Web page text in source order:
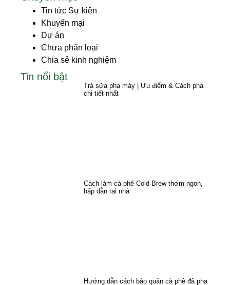
Tin tức Sự kiện
Khuyến mại
Dự án
Chưa phân loại
Chia sẻ kinh nghiệm
Tin nổi bật
Trà sữa pha máy | Ưu điểm & Cách pha
chi tiết nhất
Cách làm cà phê Cold Brew thơm ngon,
hấp dẫn tại nhà
Hướng dẫn cách bảo quản cà phê đã pha